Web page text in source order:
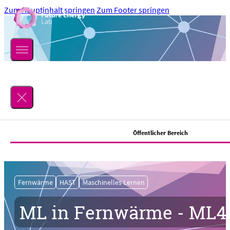
Zum Hauptinhalt springen Zum Footer springen
Öffentlicher Bereich
Lab
Über uns
Location
Team
Mitmachen
Fernwärme HAST Maschinelles Lernen
ML in Fernwärme -